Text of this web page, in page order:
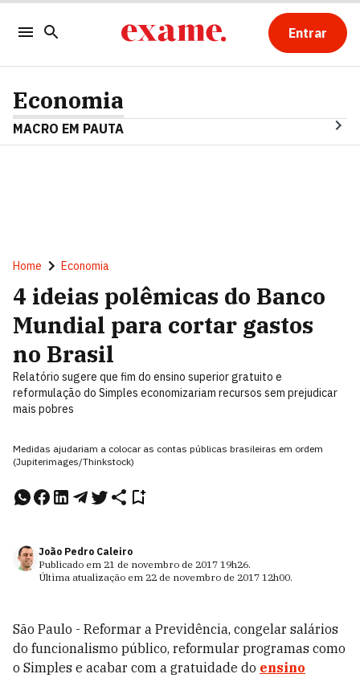
Entrar
Economia
MACRO EM PAUTA
Home Economia
4 ideias polêmicas do Banco
Mundial para cortar gastos
no Brasil
Relatório sugere que fim do ensino superior gratuito e
reformulação do Simples economizariam recursos sem prejudicar
mais pobres
Medidas ajudariam a colocar as contas públicas brasileiras em ordem
(Jupiterimages/Thinkstock)
João Pedro Caleiro
Publicado em 21 de novembro de 2017 19h26.
Última atualização em 22 de novembro de 2017 12h00.
São Paulo - Reformar a Previdência, congelar salários
do funcionalismo público, reformular programas como
o Simples e acabar com a gratuidade do ensino